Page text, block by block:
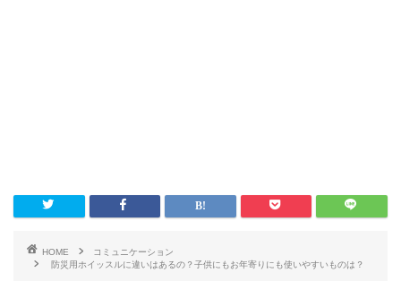
HOME
コミュニケーション
防災用ホイッスルに違いはあるの？子供にもお年寄りにも使いやすいものは？